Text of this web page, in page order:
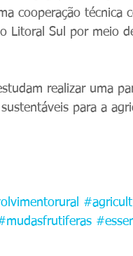
cooperação técnica
Litoral Sul por meio
realizar uma
para a